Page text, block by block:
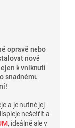
opravě nebo
nové
k vniknutí
snadnému
a je nutné jej
nešetřit a
, ideálně ale v